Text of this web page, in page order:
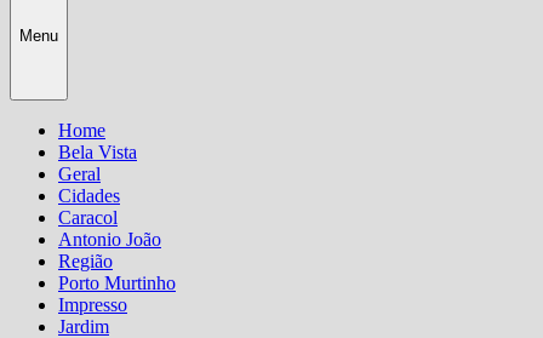
Menu
Home
Bela Vista
Geral
Cidades
Caracol
Antonio João
Região
Porto Murtinho
Impresso
Jardim